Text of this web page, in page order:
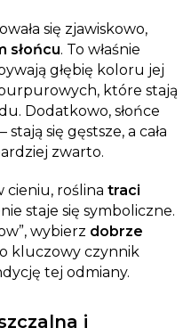
się zjawiskowo,
słońcu. To właśnie
głębię koloru jej
które stają
Dodatkowo, słońce
się gęstsze, a cała
zwarto.
cieniu, roślina traci
staje się symboliczne.
wybierz dobrze
kluczowy czynnik
tej odmiany.
i